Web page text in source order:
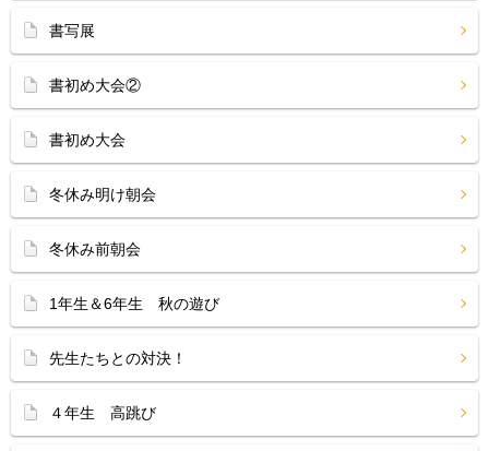
書写展
書初め大会②
書初め大会
冬休み明け朝会
冬休み前朝会
1年生＆6年生 秋の遊び
先生たちとの対決！
４年生 高跳び